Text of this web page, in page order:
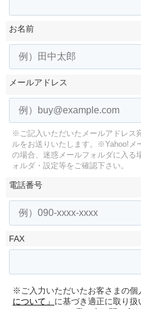
お名前
メールアドレス
※ご記入いただいたメールアドレス
ルをお送りいたします。
※Yahoo!メ
の場合、迷惑メールフォルダに入る
ォルダ・設定等をご確認下さい。
電話番号
FAX
※ご入力いただいたお客さまの個
について」 に基づき適正に取り